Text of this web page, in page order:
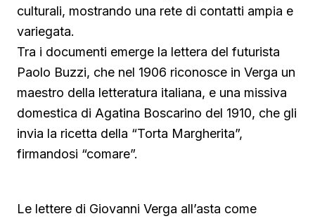
culturali, mostrando una rete di contatti ampia e
variegata.
Tra i documenti emerge la lettera del futurista
Paolo Buzzi, che nel 1906 riconosce in Verga un
maestro della letteratura italiana, e una missiva
domestica di Agatina Boscarino del 1910, che gli
invia la ricetta della “Torta Margherita”,
firmandosi “comare”.
Le lettere di Giovanni Verga all’asta come